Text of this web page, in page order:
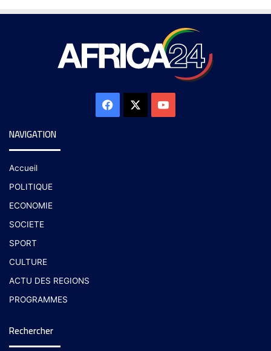
NAVIGATION
Accueil
POLITIQUE
ECONOMIE
SOCIETE
SPORT
CULTURE
ACTU DES REGIONS
PROGRAMMES
Rechercher